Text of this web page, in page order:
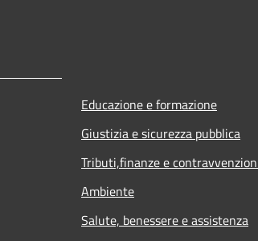
Educazione e formazione
Giustizia e sicurezza pubblica
Tributi,finanze e
Ambiente
Salute, benessere e assistenza